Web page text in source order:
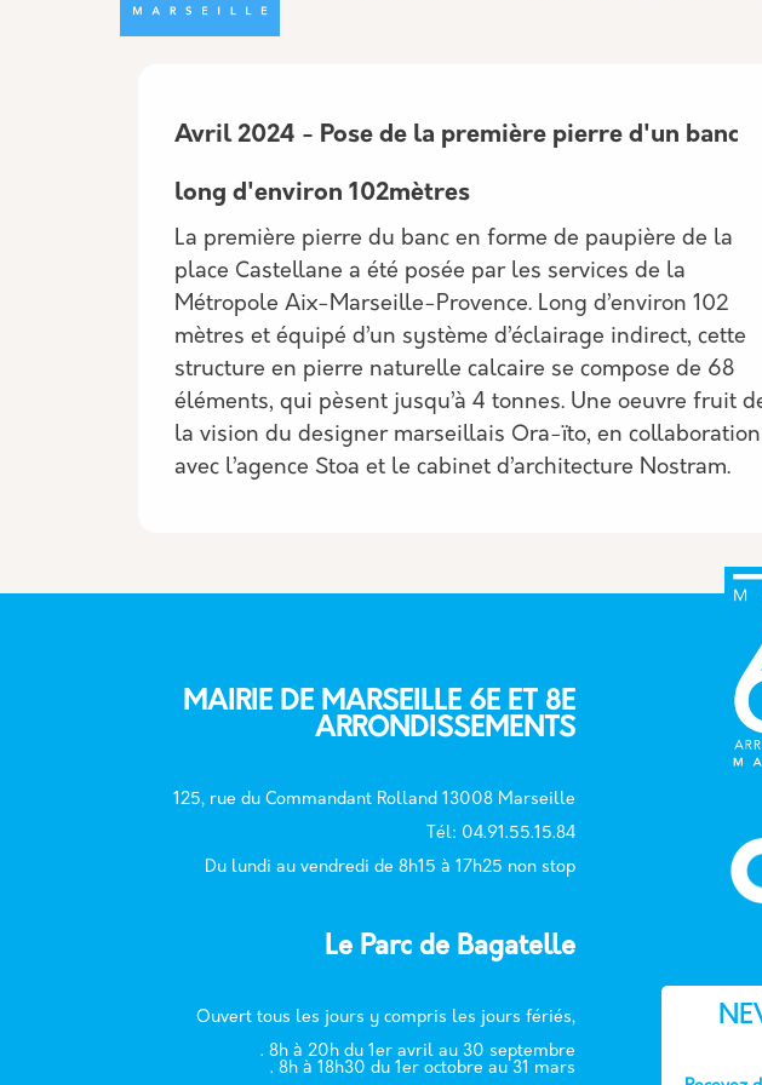
Avril 2024 - Pose de la première pierre d'un banc
long d'environ 102mètres
La première pierre du banc en forme de paupière de la
place Castellane a été posée par les services de la
Métropole Aix-Marseille-Provence. Long d’environ 102
mètres et équipé d’un système d’éclairage indirect, cette
structure en pierre naturelle calcaire se compose de 68
éléments, qui pèsent jusqu’à 4 tonnes. Une oeuvre fruit
la vision du designer marseillais Ora-ïto, en collaboration
avec l’agence Stoa et le cabinet d’architecture Nostram.
MAIRIE DE MARSEILLE 6E ET 8E
ARRONDISSEMENTS
125, rue du Commandant Rolland 13008 Marseille
Tél: 04.91.55.15.84
Du lundi au vendredi de 8h15 à 17h25 non stop
Le Parc de Bagatelle
Ouvert tous les jours y compris les jours fériés,
. 8h à 20h du 1er avril au 30 septembre
. 8h à 18h30 du 1er octobre au 31 mars